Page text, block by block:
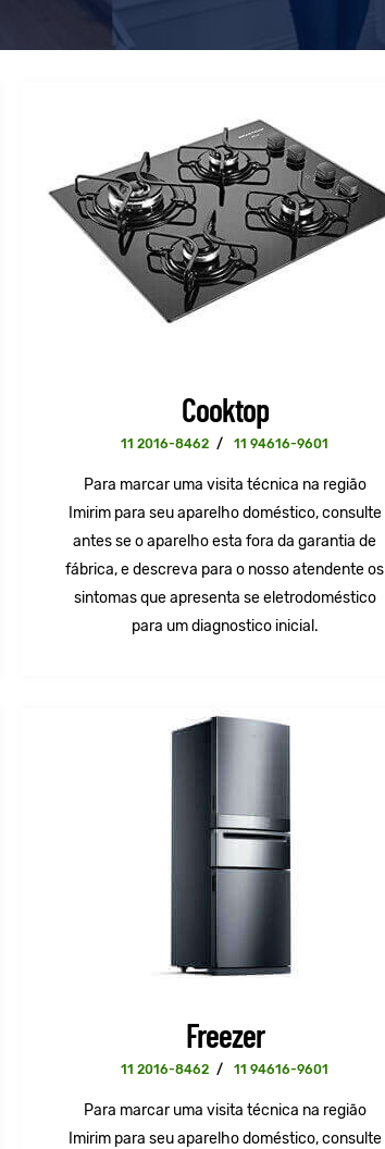
Cooktop
11 2016-8462 / 11 94616-9601
Para marcar uma visita técnica na região
Imirim para seu aparelho doméstico, consulte
antes se o aparelho esta fora da garantia de
fábrica, e descreva para o nosso atendente os
sintomas que apresenta se eletrodoméstico
para um diagnostico inicial.
Freezer
11 2016-8462 / 11 94616-9601
Para marcar uma visita técnica na região
Imirim para seu aparelho doméstico, consulte